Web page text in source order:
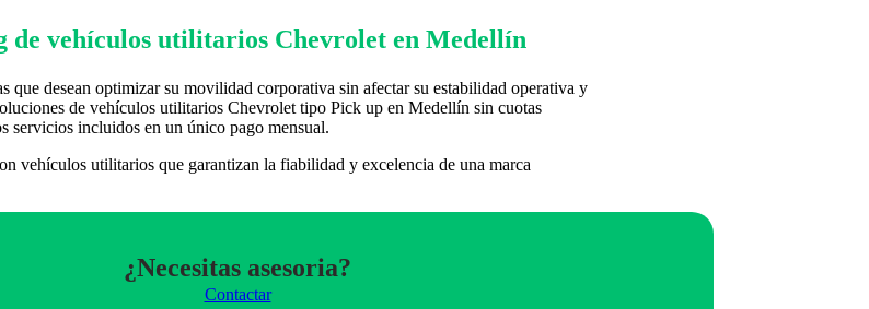
de vehículos utilitarios Chevrolet en Medellín
que desean optimizar su movilidad corporativa sin afectar su estabilidad operativa y
de vehículos utilitarios Chevrolet tipo Pick up en Medellín sin cuotas
servicios incluidos en un único pago mensual.
vehículos utilitarios que garantizan la fiabilidad y excelencia de una marca
¿Necesitas asesoria?
Contactar